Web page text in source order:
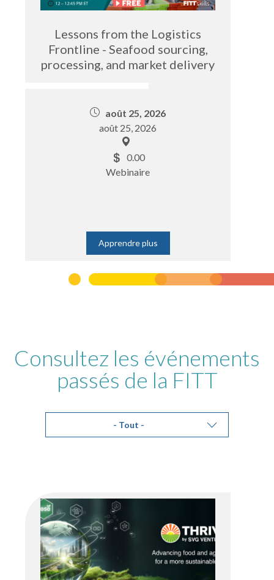
Lessons from the Logistics
Frontline - Seafood sourcing,
processing, and market delivery
août 25, 2026
août 25, 2026
0.00
Webinaire
Apprendre plus
Consultez les événements
passés de la FITT